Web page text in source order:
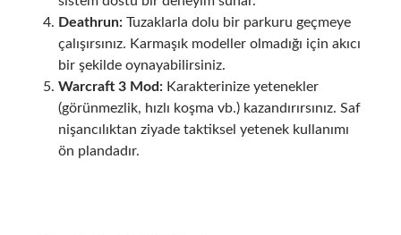
Deathrun:Tuzaklarla dolu bir parkuru geçmeye
çalışırsınız. Karmaşık modeller olmadığı için akıcı
bir şekilde oynayabilirsiniz.
Warcraft 3 Mod:Karakterinize yetenekler
(görünmezlik, hızlı koşma vb.) kazandırırsınız. Saf
nişancılıktan ziyade taktiksel yetenek kullanımı
ön plandadır.